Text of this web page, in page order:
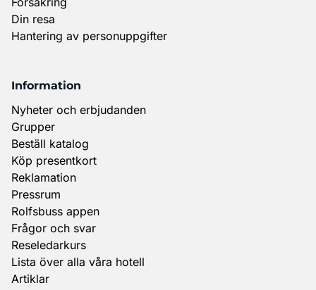
Din resa
Hantering av personuppgifter
Information
Nyheter och erbjudanden
Grupper
Beställ katalog
Köp presentkort
Reklamation
Pressrum
Rolfsbuss appen
Frågor och svar
Reseledarkurs
Lista över alla våra hotell
Artiklar